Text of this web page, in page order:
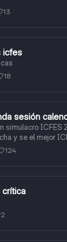
13
icfes
18
Críticasesión
simulacro ICFES
y se el mejor
universidad, y
tanto sueñas.
124
2